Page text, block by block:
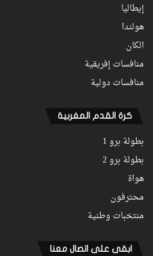
إيطاليا
هولندا
الكان
منافسات إفريقية
منافسات دولية
كرة القدم المغربية
بطولة برو 1
بطولة برو 2
هواة
محترفون
منتخبات وطنية
ابقى على اتصال معنا